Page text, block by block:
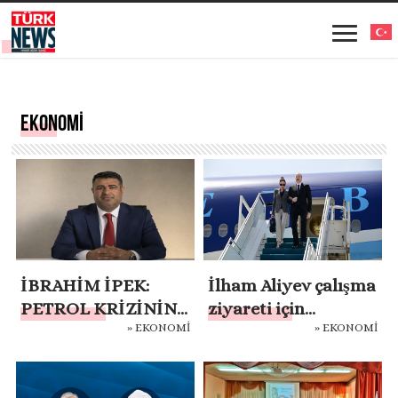
EKONOMİ
İBRAHİM İPEK:
PETROL KRİZİNİN
ENFLASYON VE FAİZ
» EKONOMİ
İlham Aliyev çalışma
ziyareti için
Türkiye’ye geldi» EKONOMİ